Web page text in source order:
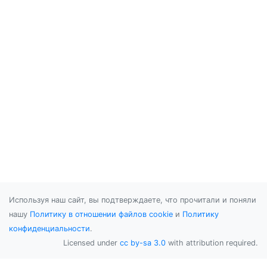
Используя наш сайт, вы подтверждаете, что прочитали и поняли
нашу Политику в отношении файлов cookie и Политику
конфиденциальности.
Licensed under cc by-sa 3.0 with attribution required.